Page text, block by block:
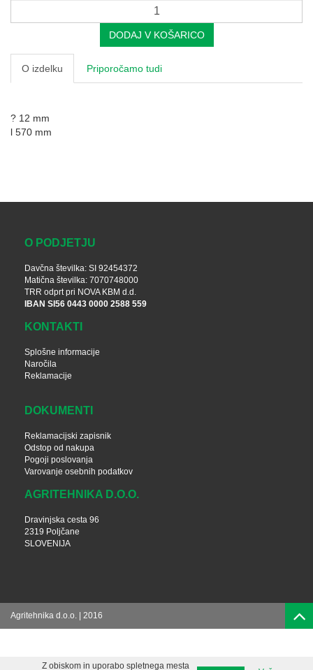
DODAJ V KOŠARICO
O izdelku Priporočamo tudi
? 12 mm
l 570 mm
O PODJETJU
Davčna številka: SI 92454372
Matična številka: 7070748000
TRR odprt pri NOVA KBM d.d.
IBAN SI56 0443 0000 2588 559
KONTAKTI
Splošne informacije
Naročila
Reklamacije
DOKUMENTI
Reklamacijski zapisnik
Odstop od nakupa
Pogoji poslovanja
Varovanje osebnih podatkov
AGRITEHNIKA D.O.O.
Dravinjska cesta 96
2319 Poljčane
SLOVENIJA
Agritehnika d.o.o. | 2016
Z obiskom in uporabo spletnega mesta